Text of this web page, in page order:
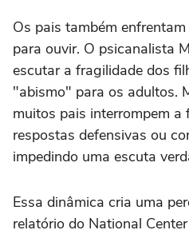
Os pais também
para ouvir. O psicanalista
escutar a fragilidade dos
"abismo" para os adultos.
muitos pais interrompem a
respostas defensivas ou
impedindo uma escuta
Essa dinâmica cria uma
relatório do National